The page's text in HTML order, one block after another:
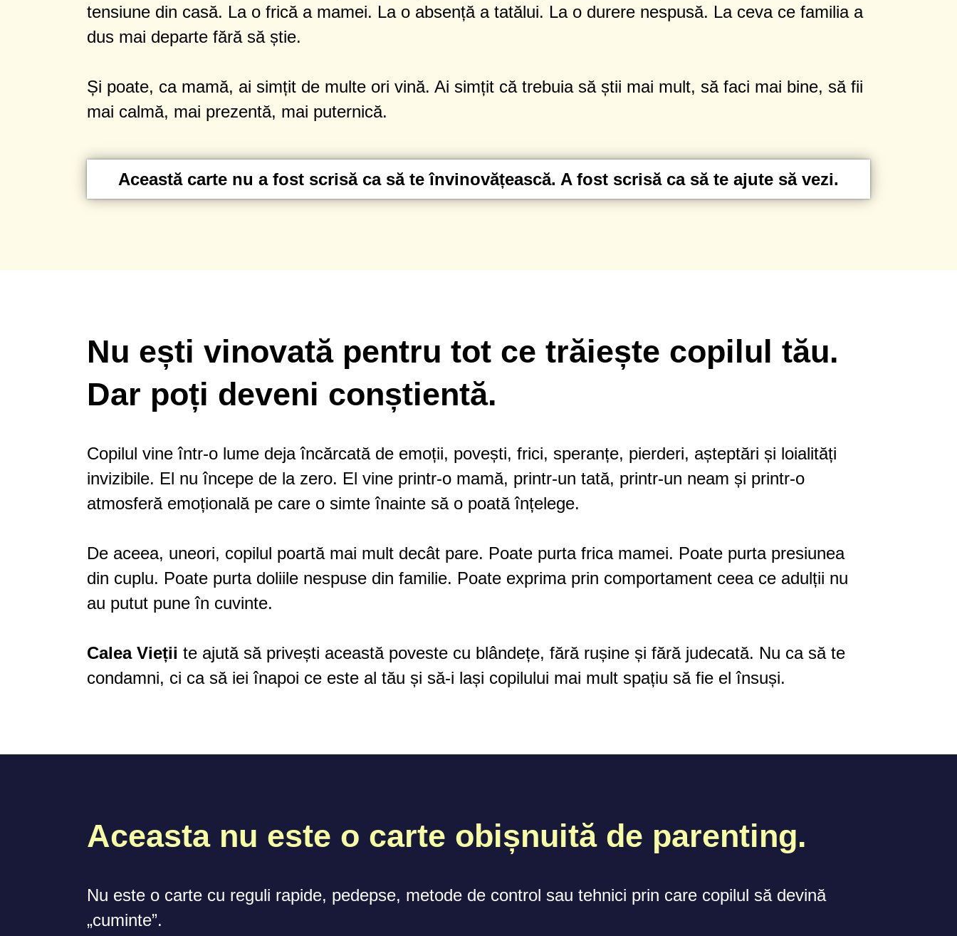
tensiune din casă. La o frică a mamei. La o absență a tatălui. La o durere nespusă. La ceva ce familia a
dus mai departe fără să știe.
Și poate, ca mamă, ai simțit de multe ori vină. Ai simțit că trebuia să știi mai mult, să faci mai bine, să fii
mai calmă, mai prezentă, mai puternică.
Această carte nu a fost scrisă ca să te învinovățească. A fost scrisă ca să te ajute să vezi.
Nu ești vinovată pentru tot ce trăiește copilul tău.
Dar poți deveni conștientă.
Copilul vine într-o lume deja încărcată de emoții, povești, frici, speranțe, pierderi, așteptări și loialități
invizibile. El nu începe de la zero. El vine printr-o mamă, printr-un tată, printr-un neam și printr-o
atmosferă emoțională pe care o simte înainte să o poată înțelege.
De aceea, uneori, copilul poartă mai mult decât pare. Poate purta frica mamei. Poate purta presiunea
din cuplu. Poate purta doliile nespuse din familie. Poate exprima prin comportament ceea ce adulții nu
au putut pune în cuvinte.
Calea Vieții te ajută să privești această poveste cu blândețe, fără rușine și fără judecată. Nu ca să te
condamni, ci ca să iei înapoi ce este al tău și să-i lași copilului mai mult spațiu să fie el însuși.
Aceasta nu este o carte obișnuită de parenting.
Nu este o carte cu reguli rapide, pedepse, metode de control sau tehnici prin care copilul să devină
„cuminte”.